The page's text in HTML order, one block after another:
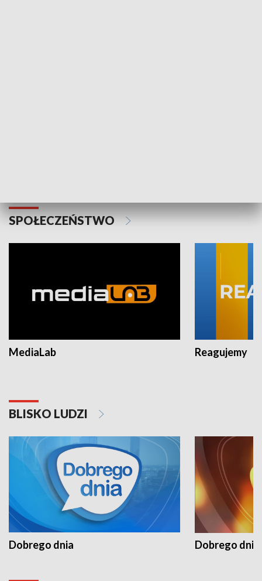
SPOŁECZEŃSTWO
MediaLab Reagujemy
BLISKO LUDZI
Dobrego dnia Dobrego dnia